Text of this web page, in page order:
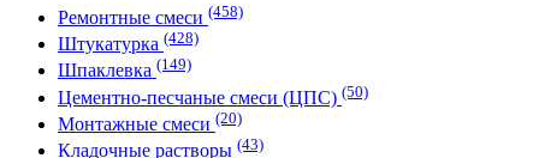
Ремонтные смеси (458)
Штукатурка (428)
Шпаклевка (149)
Цементно-песчаные смеси (ЦПС) (50)
Монтажные смеси (20)
Кладочные растворы (43)